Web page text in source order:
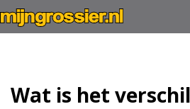
Wat is het